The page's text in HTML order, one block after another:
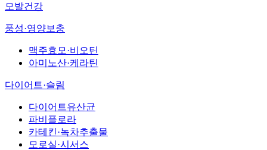
모발건강
풍성·영양보충
맥주효모·비오틴
아미노산·케라틴
다이어트·슬림
다이어트유산균
파비플로라
카테킨·녹차추출물
모로실·시서스